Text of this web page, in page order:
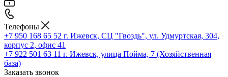
Телефоны
+7 950 168 65 52 г. Ижевск, СЦ "Гвоздь", ул. Удмуртская, 304,
корпус 2, офис 41
+7 922 501 63 11 г. Ижевск, улица Пойма, 7 (Хозяйственная
база)
Заказать звонок